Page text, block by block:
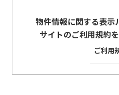
物件情報に関する表示
サイトのご利用規約
ご利用